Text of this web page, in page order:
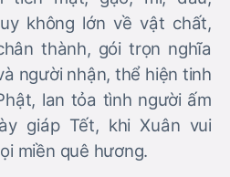
không lớn về vật chất,
thành, gói trọn nghĩa
người nhận, thể hiện tinh
lan tỏa tình người ấm
giáp Tết, khi Xuân vui
miền quê hương.